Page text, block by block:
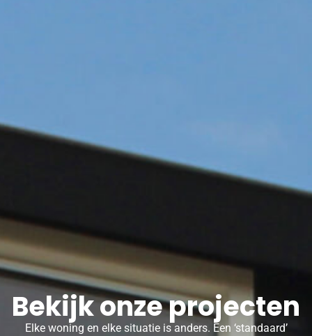
Bekijk onze projecten
Elke woning en elke situatie is anders. Een ‘standaard’